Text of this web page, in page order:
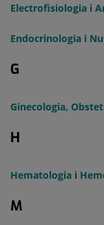
Electrofisiologia i
Endocrinologia i
G
Ginecologia,
H
Hematologia i
M